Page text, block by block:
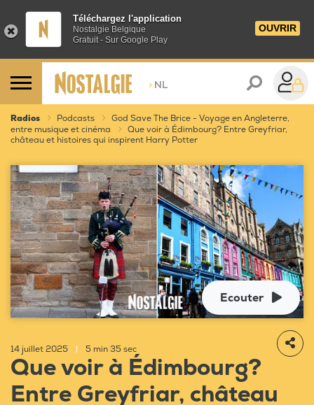
Téléchargez l'application
Nostalgie Belgique
Gratuit - Sur Google Play
OUVRIR
> NL
Radios Podcasts
God Save The Brice - Voyage en Angleterre,
entre musique et cinéma
Que voir à Édimbourg? Entre Greyfriar,
château et histoires qui inspirent Harry Potter
Ecouter
14 juillet 2025 5 min 35 sec
Que voir à Édimbourg?
Entre Greyfriar, château